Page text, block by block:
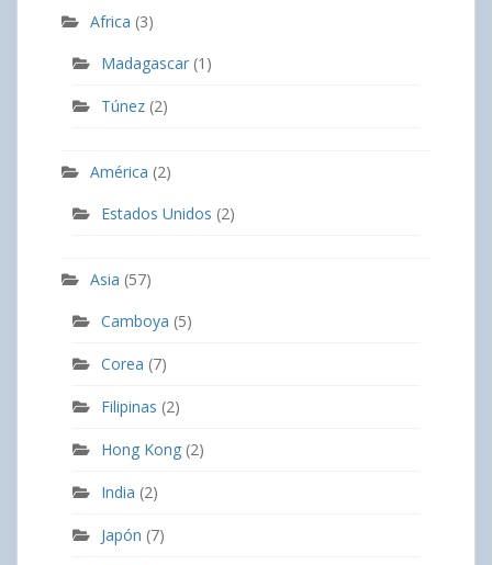
Africa (3)
Madagascar (1)
Túnez (2)
América (2)
Estados Unidos (2)
Asia (57)
Camboya (5)
Corea (7)
Filipinas (2)
Hong Kong (2)
India (2)
Japón (7)